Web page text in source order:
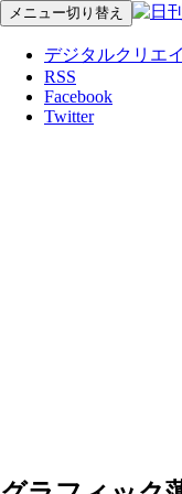
メニュー切り替え
デジタルクリエ
RSS
Facebook
Twitter